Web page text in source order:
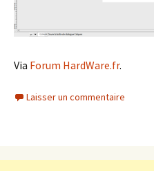
Via Forum HardWare.fr.
Laisser un commentaire